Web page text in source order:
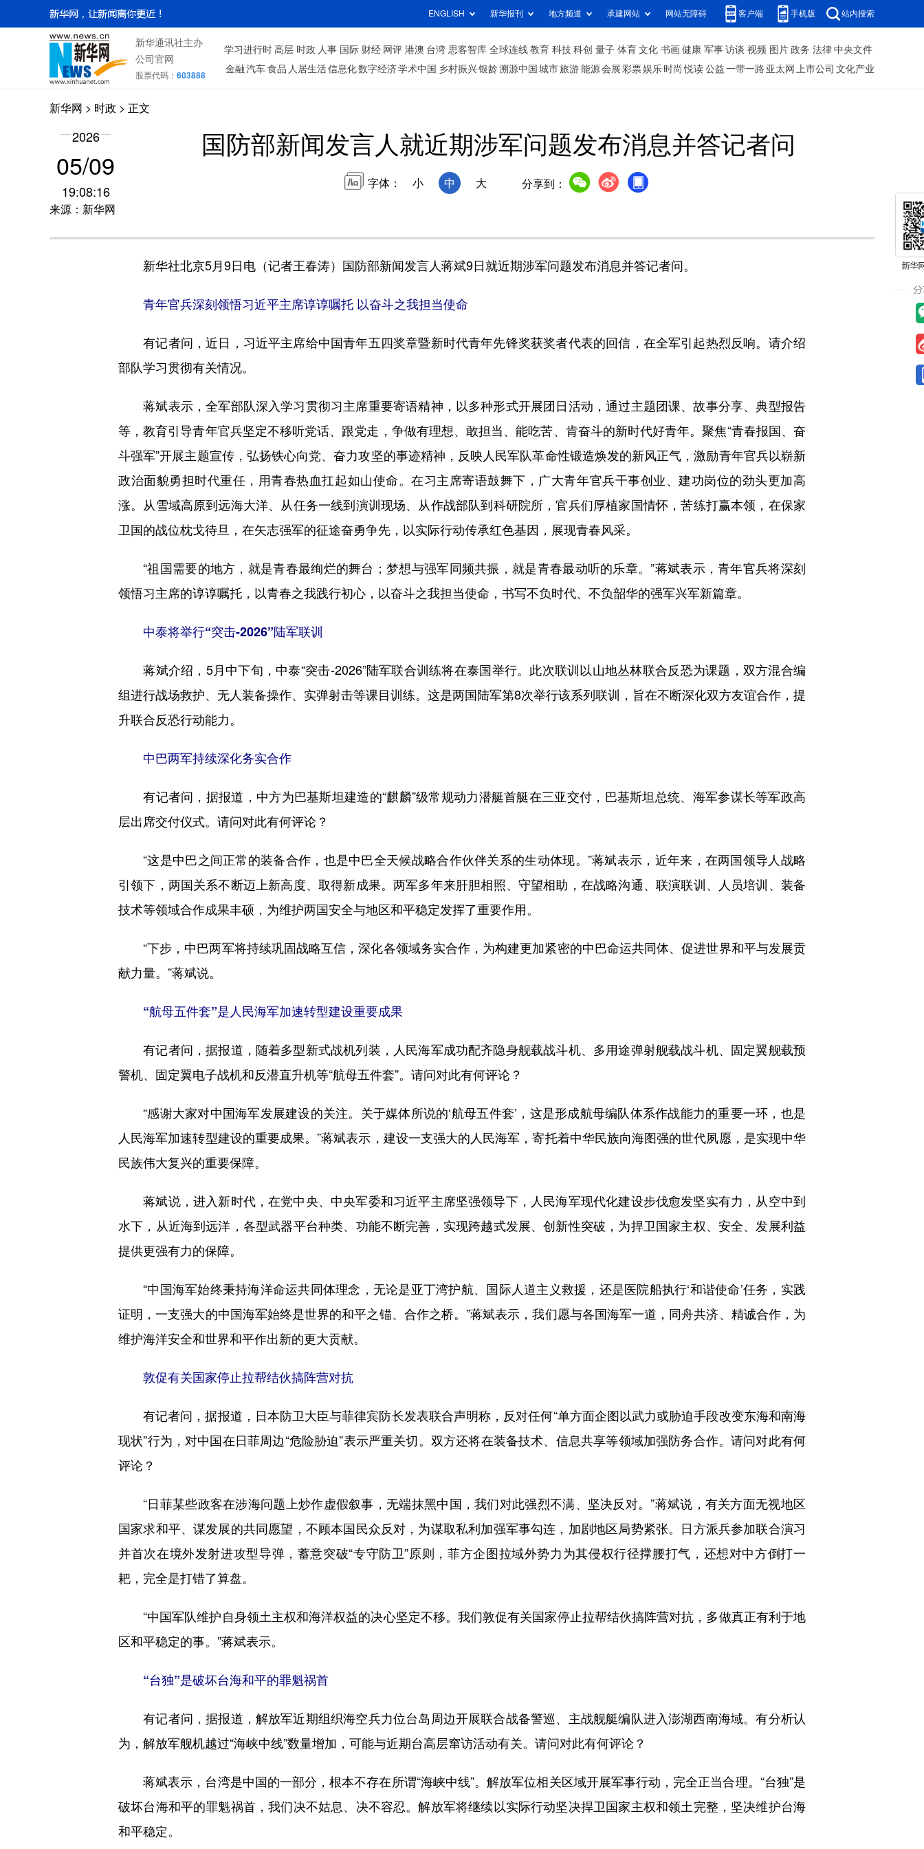
ENGLISH 新华报刊 地方频道 承建网站 网站无障碍 客户端 手机版 站内搜索
新华通讯社主办
公司官网
股票代码： 603888
学习进行时 高层 时政 人事 国际 财经 网评 港澳 台湾 思客智库 全球连线 教育 科技 科创 量子 体育 文化 书画 健康 军事 访谈 视频 图片 政务 法律 中央文件
金融 汽车 食品 人居生活信息化数字经济学术中国 乡村振兴银龄溯源中国 城市旅游 能源 会展 彩票娱乐 时尚 悦读 公益 一带一路 亚太网 上市公司 文化产业
新华网 > 时政 > 正文
2026
05/09
19:08:16
来源：新华网
国防部新闻发言人就近期涉军问题发布消息并答记者问
字体： 小 中 大 分享到：
新华社北京5月9日电（记者王春涛）国防部新闻发言人蒋斌9日就近期涉军问题发布消息并答记者问。
青年官兵深刻领悟习近平主席谆谆嘱托 以奋斗之我担当使命
有记者问，近日，习近平主席给中国青年五四奖章暨新时代青年先锋奖获奖者代表的回信，在全军引起热烈反响。请介绍
部队学习贯彻有关情况。
蒋斌表示，全军部队深入学习贯彻习主席重要寄语精神，以多种形式开展团日活动，通过主题团课、故事分享、典型报告
等，教育引导青年官兵坚定不移听党话、跟党走，争做有理想、敢担当、能吃苦、肯奋斗的新时代好青年。聚焦“青春报国、奋
斗强军”开展主题宣传，弘扬铁心向党、奋力攻坚的事迹精神，反映人民军队革命性锻造焕发的新风正气，激励青年官兵以崭新
政治面貌勇担时代重任，用青春热血扛起如山使命。在习主席寄语鼓舞下，广大青年官兵干事创业、建功岗位的劲头更加高
涨。从雪域高原到远海大洋、从任务一线到演训现场、从作战部队到科研院所，官兵们厚植家国情怀，苦练打赢本领，在保家
卫国的战位枕戈待旦，在矢志强军的征途奋勇争先，以实际行动传承红色基因，展现青春风采。
“祖国需要的地方，就是青春最绚烂的舞台；梦想与强军同频共振，就是青春最动听的乐章。”蒋斌表示，青年官兵将深刻
领悟习主席的谆谆嘱托，以青春之我践行初心，以奋斗之我担当使命，书写不负时代、不负韶华的强军兴军新篇章。
中泰将举行“突击-2026”陆军联训
蒋斌介绍，5月中下旬，中泰“突击-2026”陆军联合训练将在泰国举行。此次联训以山地丛林联合反恐为课题，双方混合编
组进行战场救护、无人装备操作、实弹射击等课目训练。这是两国陆军第8次举行该系列联训，旨在不断深化双方友谊合作，提
升联合反恐行动能力。
中巴两军持续深化务实合作
有记者问，据报道，中方为巴基斯坦建造的“麒麟”级常规动力潜艇首艇在三亚交付，巴基斯坦总统、海军参谋长等军政高
层出席交付仪式。请问对此有何评论？
“这是中巴之间正常的装备合作，也是中巴全天候战略合作伙伴关系的生动体现。”蒋斌表示，近年来，在两国领导人战略
引领下，两国关系不断迈上新高度、取得新成果。两军多年来肝胆相照、守望相助，在战略沟通、联演联训、人员培训、装备
技术等领域合作成果丰硕，为维护两国安全与地区和平稳定发挥了重要作用。
“下步，中巴两军将持续巩固战略互信，深化各领域务实合作，为构建更加紧密的中巴命运共同体、促进世界和平与发展贡
献力量。”蒋斌说。
“航母五件套”是人民海军加速转型建设重要成果
有记者问，据报道，随着多型新式战机列装，人民海军成功配齐隐身舰载战斗机、多用途弹射舰载战斗机、固定翼舰载预
警机、固定翼电子战机和反潜直升机等“航母五件套”。请问对此有何评论？
“感谢大家对中国海军发展建设的关注。关于媒体所说的‘航母五件套’，这是形成航母编队体系作战能力的重要一环，也是
人民海军加速转型建设的重要成果。”蒋斌表示，建设一支强大的人民海军，寄托着中华民族向海图强的世代夙愿，是实现中华
民族伟大复兴的重要保障。
蒋斌说，进入新时代，在党中央、中央军委和习近平主席坚强领导下，人民海军现代化建设步伐愈发坚实有力，从空中到
水下，从近海到远洋，各型武器平台种类、功能不断完善，实现跨越式发展、创新性突破，为捍卫国家主权、安全、发展利益
提供更强有力的保障。
“中国海军始终秉持海洋命运共同体理念，无论是亚丁湾护航、国际人道主义救援，还是医院船执行‘和谐使命’任务，实践
证明，一支强大的中国海军始终是世界的和平之锚、合作之桥。”蒋斌表示，我们愿与各国海军一道，同舟共济、精诚合作，为
维护海洋安全和世界和平作出新的更大贡献。
敦促有关国家停止拉帮结伙搞阵营对抗
有记者问，据报道，日本防卫大臣与菲律宾防长发表联合声明称，反对任何“单方面企图以武力或胁迫手段改变东海和南海
现状”行为，对中国在日菲周边“危险胁迫”表示严重关切。双方还将在装备技术、信息共享等领域加强防务合作。请问对此有何
评论？
“日菲某些政客在涉海问题上炒作虚假叙事，无端抹黑中国，我们对此强烈不满、坚决反对。”蒋斌说，有关方面无视地区
国家求和平、谋发展的共同愿望，不顾本国民众反对，为谋取私利加强军事勾连，加剧地区局势紧张。日方派兵参加联合演习
并首次在境外发射进攻型导弹，蓄意突破“专守防卫”原则，菲方企图拉域外势力为其侵权行径撑腰打气，还想对中方倒打一
耙，完全是打错了算盘。
“中国军队维护自身领土主权和海洋权益的决心坚定不移。我们敦促有关国家停止拉帮结伙搞阵营对抗，多做真正有利于地
区和平稳定的事。”蒋斌表示。
“台独”是破坏台海和平的罪魁祸首
有记者问，据报道，解放军近期组织海空兵力位台岛周边开展联合战备警巡、主战舰艇编队进入澎湖西南海域。有分析认
为，解放军舰机越过“海峡中线”数量增加，可能与近期台高层窜访活动有关。请问对此有何评论？
蒋斌表示，台湾是中国的一部分，根本不存在所谓“海峡中线”。解放军位相关区域开展军事行动，完全正当合理。“台独”是
破坏台海和平的罪魁祸首，我们决不姑息、决不容忍。解放军将继续以实际行动坚决捍卫国家主权和领土完整，坚决维护台海
和平稳定。